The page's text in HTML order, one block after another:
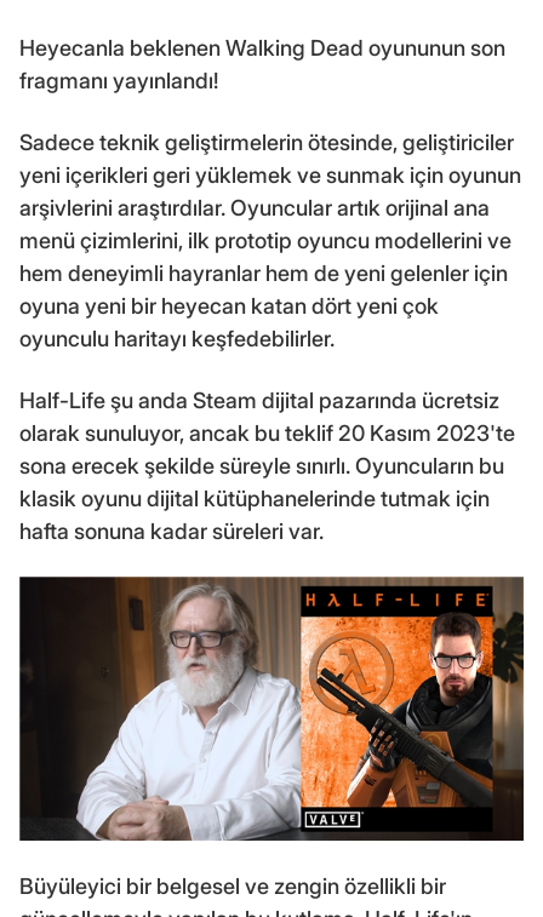
Heyecanla beklenen Walking Dead oyununun son
fragmanı yayınlandı!
Sadece teknik geliştirmelerin ötesinde, geliştiriciler
yeni içerikleri geri yüklemek ve sunmak için oyunun
arşivlerini araştırdılar. Oyuncular artık orijinal ana
menü çizimlerini, ilk prototip oyuncu modellerini ve
hem deneyimli hayranlar hem de yeni gelenler için
oyuna yeni bir heyecan katan dört yeni çok
oyunculu haritayı keşfedebilirler.
Half-Life şu anda Steam dijital pazarında ücretsiz
olarak sunuluyor, ancak bu teklif 20 Kasım 2023'te
sona erecek şekilde süreyle sınırlı. Oyuncuların bu
klasik oyunu dijital kütüphanelerinde tutmak için
hafta sonuna kadar süreleri var.
Büyüleyici bir belgesel ve zengin özellikli bir